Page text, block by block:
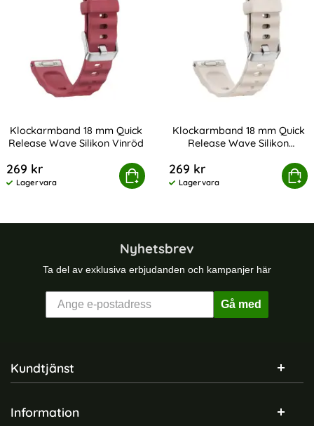
Klockarmband 18 mm Quick
Release Wave Silikon Vinröd
269 kr
Tillgänglighet:
Lagervara
Köp
18 mm Quick Release Wave Silikon Vinröd
Klockarmband 18 mm Quick
Release Wave Silikon
269 kr
Tillgänglighet:
Lagervara
Köp
Klockarmband 18 mm Quick
Nyhetsbrev
Ta del av exklusiva erbjudanden och kampanjer här
Gå med
Sidfot Blandad info och länkar
Kundtjänst
Information